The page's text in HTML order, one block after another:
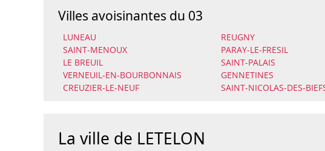
Villes avoisinantes du 03
LUNEAU REUGNY
SAINT-MENOUX
PARAY-LE-FRESIL
LE BREUIL
SAINT-PALAIS
VERNEUIL-EN-BOURBONNAIS
GENNETINES
CREUZIER-LE-NEUF
SAINT-NICOLAS-DES-
La ville de LETELON